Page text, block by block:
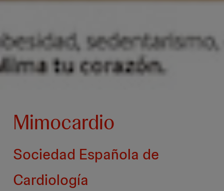
Mimocardio
Sociedad Española de
Cardiología